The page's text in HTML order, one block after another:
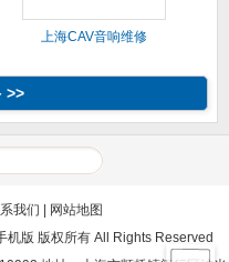
上海CAV音响维修
>>
我们 | 网站地图
机版 版权所有 All Rights Reserved